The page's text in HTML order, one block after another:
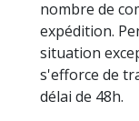
nombre de
expédition.
situation
s'efforce de
délai de 48h.